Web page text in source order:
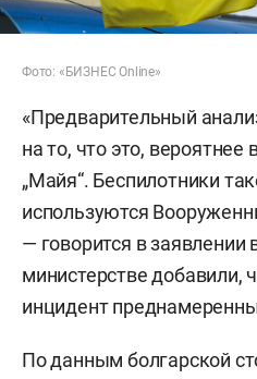
Фото: «БИЗНЕС Online»
«Предварительный
на то, что это, вероятнее
„Майя“. Беспилотники
используются
— говорится в заявлении
министерстве добавили,
инцидент
По данным болгарской